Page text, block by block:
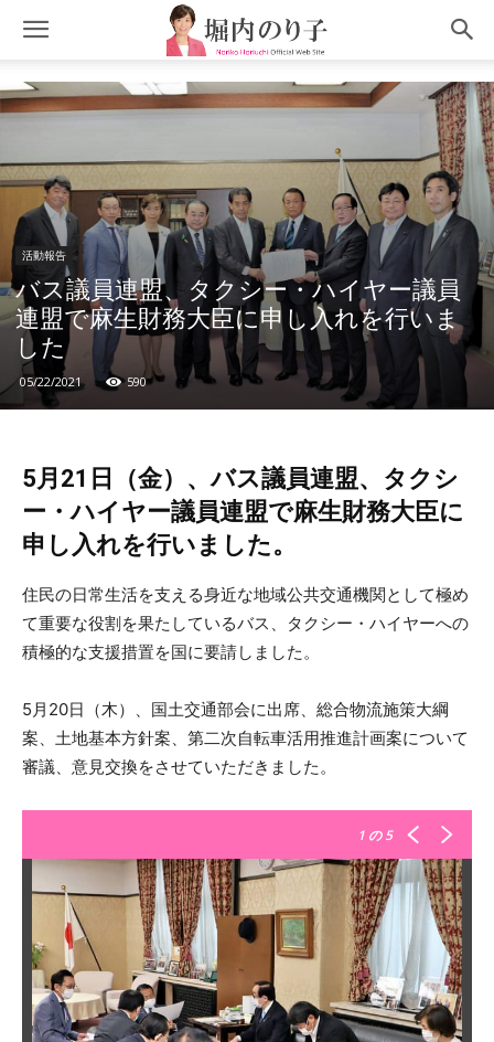
活動報告
バス議員連盟、タクシー・ハイヤー議員
連盟で麻生財務大臣に申し入れを行いま
した
05/22/2021 590
5月21日（金）、バス議員連盟、タクシ
ー・ハイヤー議員連盟で麻生財務大臣に
申し入れを行いました。
住民の日常生活を支える身近な地域公共交通機関として極め
て重要な役割を果たしているバス、タクシー・ハイヤーへの
積極的な支援措置を国に要請しました。
5月20日（木）、国土交通部会に出席、総合物流施策大綱
案、土地基本方針案、第二次自転車活用推進計画案について
審議、意見交換をさせていただきました。
1 の 5